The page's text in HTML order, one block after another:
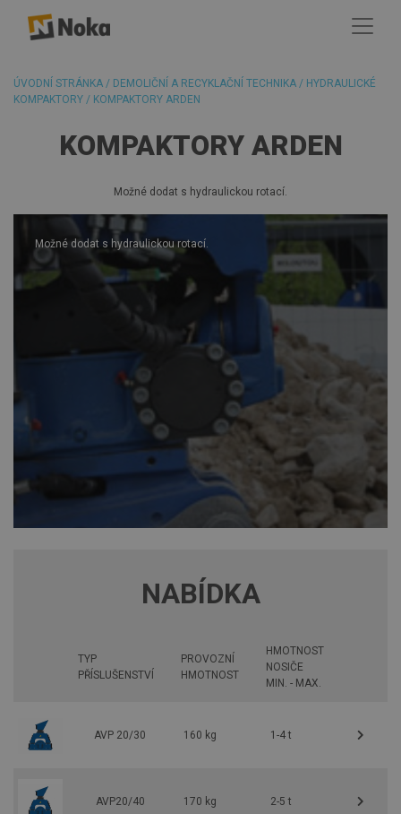
ÚVODNÍ STRÁNKA / DEMOLIČNÍ A RECYKLAČNÍ TECHNIKA / HYDRAULICKÉ
KOMPAKTORY / KOMPAKTORY ARDEN
KOMPAKTORY ARDEN
Možné dodat s hydraulickou rotací.
Možné dodat s hydraulickou rotací.
NABÍDKA
TYP
PŘÍSLUŠENSTVÍ
PROVOZNÍ
HMOTNOST
HMOTNOST
NOSIČE
MIN. - MAX.
AVP 20/30 160 kg 1-4 t
AVP20/40 170 kg 2-5 t